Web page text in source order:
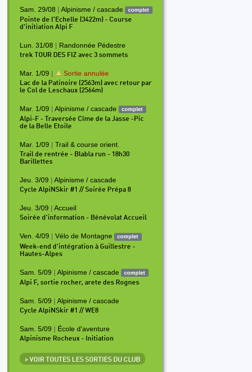
P218 P219 P220 P221 P222
Sam. 29/08 | Alpinisme / cascade complet
Pointe de l'Echelle (3422m) - Course
d'initiation Alpi F
Lun. 31/08 | Randonnée Pédestre
trek TOUR DES FIZ avec 3 sommets
Mar. 1/09 | Sortie annulée
Lac de la Patinoire (2563m) avec retour par
le Col de Leschaux (2564m)
Mar. 1/09 | Alpinisme / cascade complet
Alpi-F - Traversée Cîme de la Jasse -Pic
de la Belle Etoile
Mar. 1/09 | Trail & course orient.
Trail de rentrée - Blabla run - 18h30
Barillettes
Jeu. 3/09 | Alpinisme / cascade
Cycle AlpiNSkir #1 // Soirée Prépa 8
Jeu. 3/09 | Accueil
Soirée d'information - Bénévolat Accueil
Ven. 4/09 | Vélo de Montagne complet
Week-end d'intégration à Guillestre -
Hautes-Alpes
Sam. 5/09 | Alpinisme / cascade complet
Alpi F, sortie rocher, arete des Rognes
Sam. 5/09 | Alpinisme / cascade
Cycle AlpiNSkir #1 // WE8
Sam. 5/09 | École d'aventure
Alpinisme Rocheux - Initiation
> VOIR TOUTES LES SORTIES DU CLUB